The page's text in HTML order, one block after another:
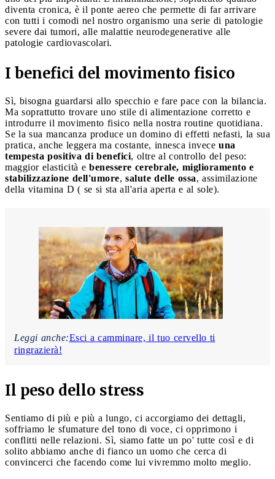
diventa cronica, è il ponte aereo che permette di far arrivare
con tutti i comodi nel nostro organismo una serie di patologie
severe dai tumori, alle malattie neurodegenerative alle
patologie cardiovascolari.
I benefici del movimento fisico
Sì, bisogna guardarsi allo specchio e fare pace con la bilancia.
Ma soprattutto trovare uno stile di alimentazione corretto e
introdurre il movimento fisico nella nostra routine quotidiana.
Se la sua mancanza produce un domino di effetti nefasti, la sua
pratica, anche leggera ma costante, innesca invece una
tempesta positiva di benefici, oltre al controllo del peso:
maggior elasticità e benessere cerebrale, miglioramento e
stabilizzazione dell'umore, salute delle ossa, assimilazione
della vitamina D ( se si sta all'aria aperta e al sole).
Leggi anche:Esci a camminare, il tuo cervello ti
ringrazierà!
Il peso dello stress
Sentiamo di più e più a lungo, ci accorgiamo dei dettagli,
soffriamo le sfumature del tono di voce, ci opprimono i
conflitti nelle relazioni. Sì, siamo fatte un po' tutte così e di
solito abbiamo anche di fianco un uomo che cerca di
convincerci che facendo come lui vivremmo molto meglio.